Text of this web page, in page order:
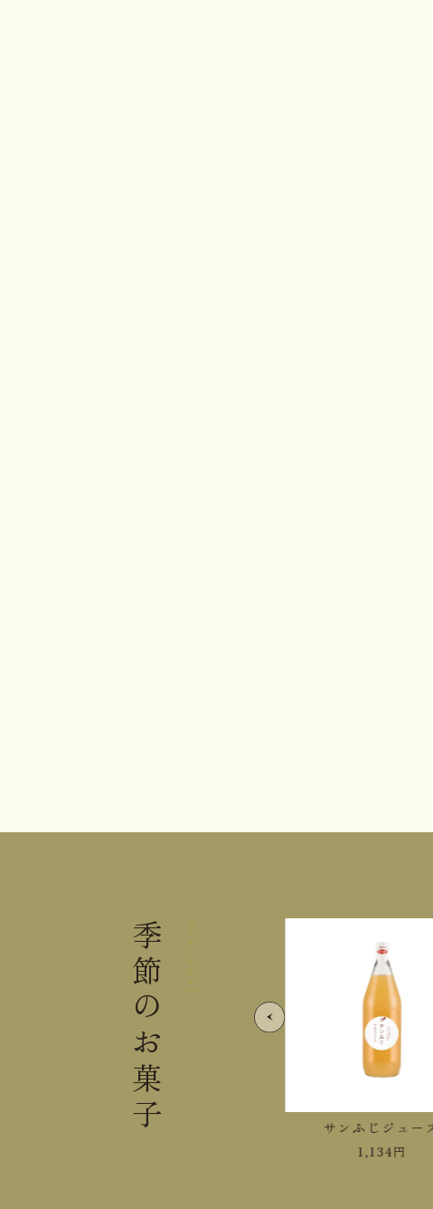
Seasonal
季節の
お菓子
紅玉ジュース サンふじジュース
1,134円